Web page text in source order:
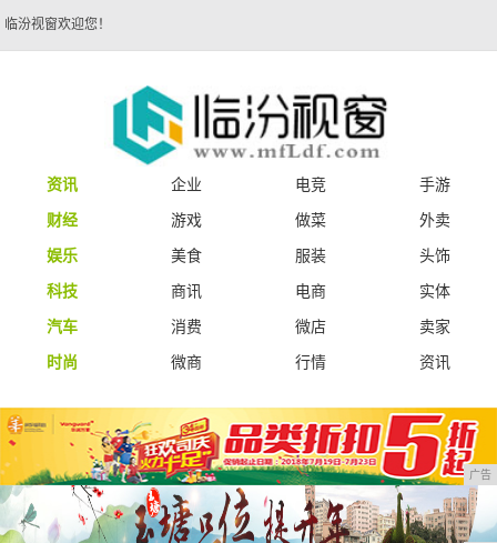
临汾视窗欢迎您！
资讯 企业 电竞
手游
财经
游戏 做菜
外卖
娱乐
美食 服装
头饰
科技
商讯 电商
实体
汽车
消费 微店
卖家
时尚
微商 行情 资讯
广告